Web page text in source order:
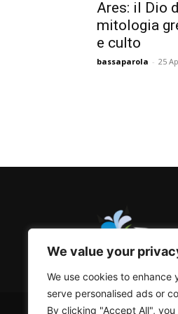
We value your
We use cookies to enhance
serve personalised ads or
By clicking "Accept All",
Ares: il Dio
mitologia
e culto
bassaparola - 25
© Bassaparola.it